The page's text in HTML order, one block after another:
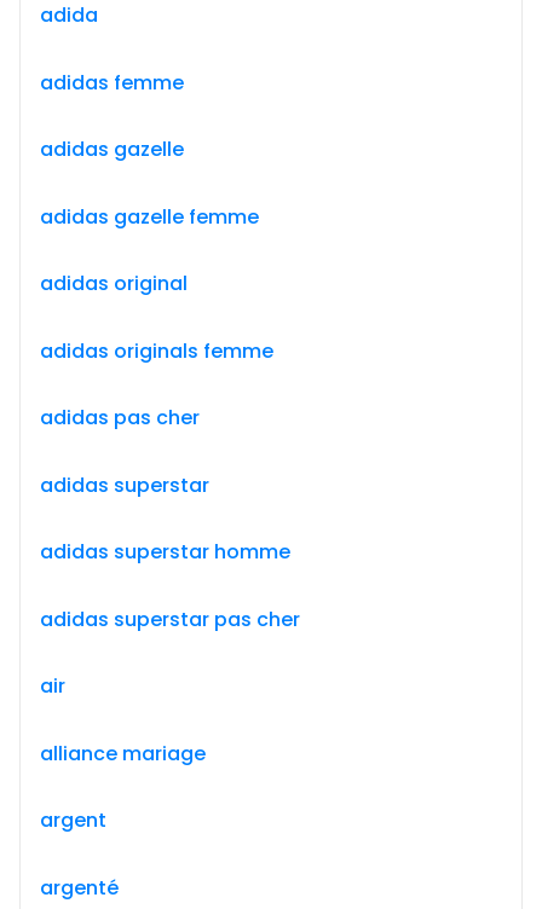
adida
adidas femme
adidas gazelle
adidas gazelle femme
adidas original
adidas originals femme
adidas pas cher
adidas superstar
adidas superstar homme
adidas superstar pas cher
air
alliance mariage
argent
argenté